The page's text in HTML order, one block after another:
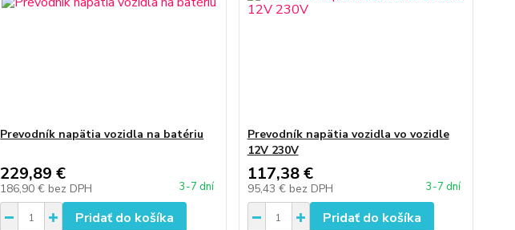
Prevodník napätia vozidla na batériu
229,89 €
186,90 € bez DPH 3-7 dní
Pridať do košíka
Prevodník napätia vozidla vo vozidle
12V 230V
117,38 €
95,43 € bez DPH 3-7 dní
Pridať do košíka